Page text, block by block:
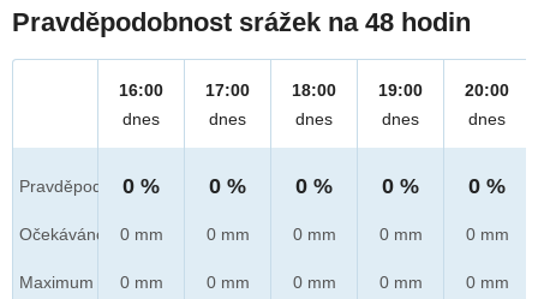
Pravděpodobnost srážek na 48 hodin
Pravděpod.
Očekáváno
Maximum
16:00
dnes
0 %
0 mm
0 mm
17:00
dnes
0 %
0 mm
0 mm
18:00
dnes
0 %
0 mm
0 mm
19:00
dnes
0 %
0 mm
0 mm
20:00
dnes
0 %
0 mm
0 mm